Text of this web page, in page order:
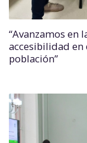
“Avanzamos en
accesibilidad en
población”